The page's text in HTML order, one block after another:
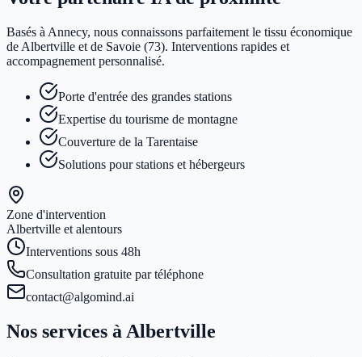
Basés à Annecy, nous connaissons parfaitement le tissu économique
de Albertville et de Savoie (73). Interventions rapides et
accompagnement personnalisé.
Porte d'entrée des grandes stations
Expertise du tourisme de montagne
Couverture de la Tarentaise
Solutions pour stations et hébergeurs
Zone d'intervention
Albertville et alentours
Interventions sous 48h
Consultation gratuite par téléphone
contact@algomind.ai
Nos services à Albertville